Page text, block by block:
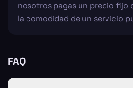
nosotros pagas un precio fijo
la comodidad de un servicio
FAQ